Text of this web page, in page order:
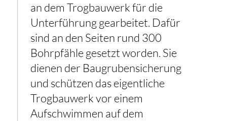
an dem Trogbauwerk für die
Unterführung gearbeitet. Dafür
sind an den Seiten rund 300
Bohrpfähle gesetzt worden. Sie
dienen der Baugrubensicherung
und schützen das eigentliche
Trogbauwerk vor einem
Aufschwimmen auf dem